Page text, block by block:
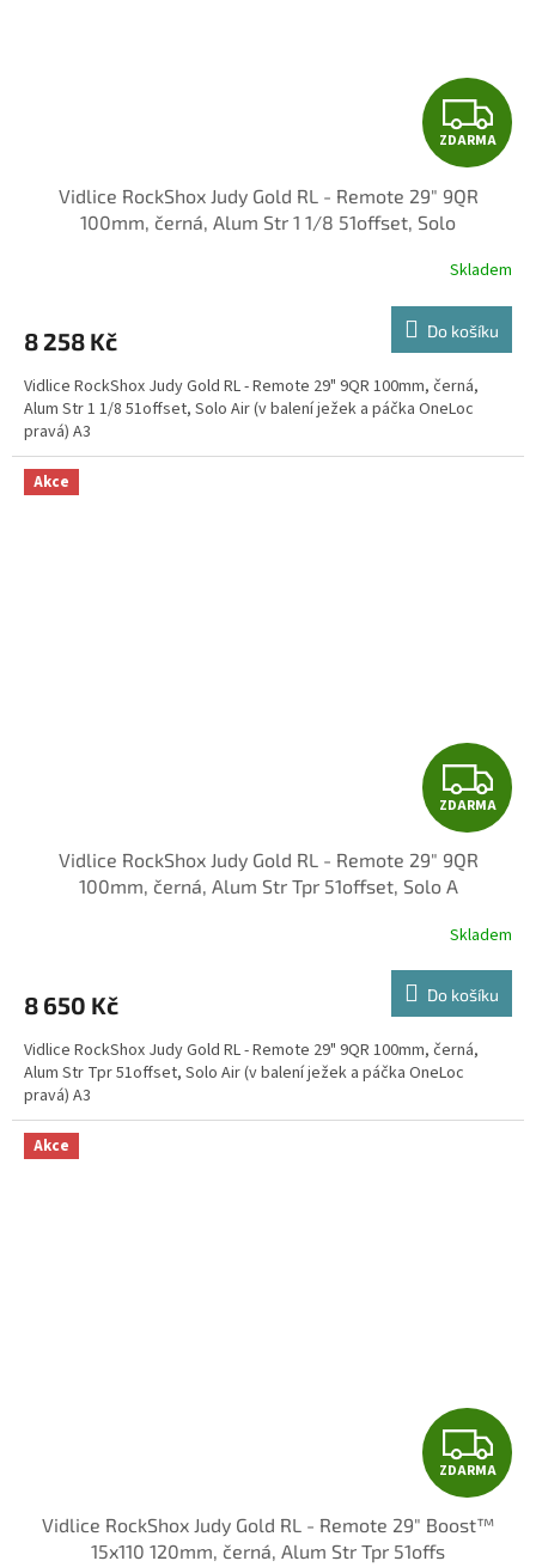
Z
D
R
M
A
ZDARMA
Vidlice RockShox Judy Gold RL - Remote 29" 9QR
100mm, černá, Alum Str 1 1/8 51offset, Solo
Skladem
8 258 Kč Do košíku
Vidlice RockShox Judy Gold RL - Remote 29" 9QR 100mm, černá,
Alum Str 1 1/8 51offset, Solo Air (v balení ježek a páčka OneLoc
pravá) A3
Akce
Z
D
R
M
A
ZDARMA
Vidlice RockShox Judy Gold RL - Remote 29" 9QR
100mm, černá, Alum Str Tpr 51offset, Solo A
Skladem
8 650 Kč Do košíku
Vidlice RockShox Judy Gold RL - Remote 29" 9QR 100mm, černá,
Alum Str Tpr 51offset, Solo Air (v balení ježek a páčka OneLoc
pravá) A3
Akce
Z
D
ZDARMA
Vidlice RockShox Judy Gold RL - Remote 29" Boost™
15x110 120mm, černá, Alum Str Tpr 51offs